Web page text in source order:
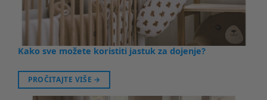
Kako sve možete koristiti jastuk za dojenje?
PROČITAJTE VIŠE →